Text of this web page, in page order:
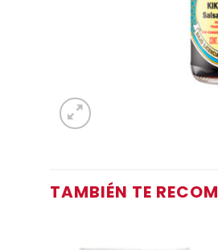
TAMBIÉN TE